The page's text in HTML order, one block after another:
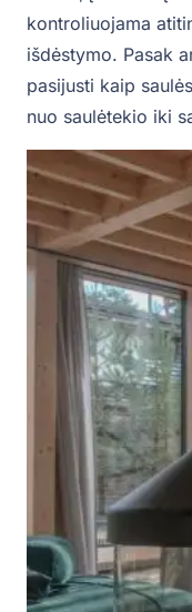
kontroliuojama
išdėstymo. Pasak
pasijusti kaip
nuo saulėtekio iki